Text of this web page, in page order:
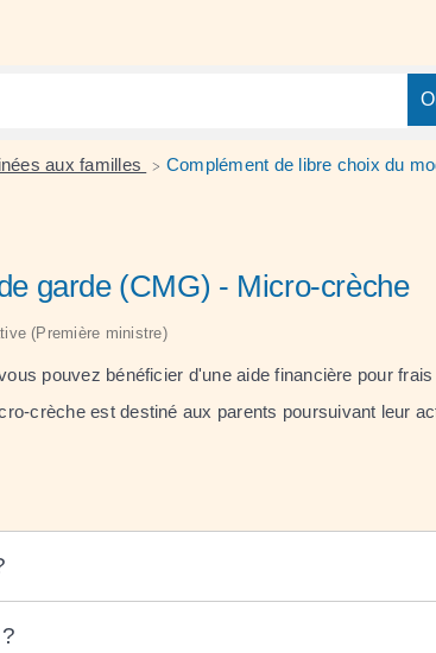
aux familles > Complément de libre choix du
garde (CMG) - Micro-crèche
(Première ministre)
pouvez bénéficier d'une aide financière pour
crèche est destiné aux parents poursuivant leur